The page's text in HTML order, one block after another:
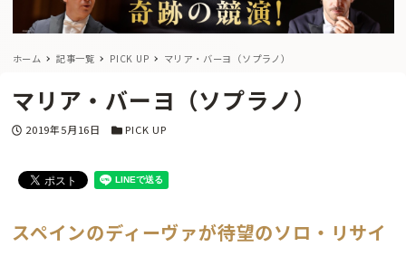
ホーム 記事一覧 PICK UP マリア・バーヨ（ソプラノ）
マリア・バーヨ（ソプラノ）
投稿日
2019年5月16日 カテゴリー
PICK UP
スペインのディーヴァが待望のソロ・リサイ